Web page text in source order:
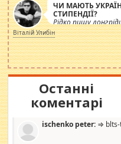
ЧИ МАЮТЬ
СТИПЕНДІЇ?
Рідко пишу
просто дістало!
навколо
роздувається ще
Віталій Улибін
Останні
коментарі
ischenko peter: ⇒